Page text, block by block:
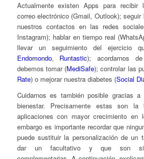
Actualmente existen Apps para recibir
correo electrónico (Gmail, Outlook);
nuestros contactos en las redes
Instagram); hablar en tiempo real
llevar un seguimiento del ejercicio
Endomondo, Runtastic); acordarnos
debemos tomar (MediSafe); controlar las
Rate) o mejorar nuestra diabetes (Social
Cuidarnos es también posible gracias
bienestar. Precisamente estas son la
aplicaciones con mayor crecimiento en
embargo es importante recordar que
puede sustituir la personalización de un
dar un facultativo y que son